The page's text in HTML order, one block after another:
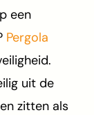
een
Pergola
uit de
zitten als